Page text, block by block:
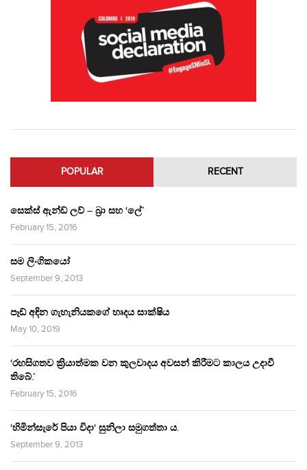
POPULAR RECENT
සෙක්ස් ඇන්ඩ් ලව් – බ්‍රා සහ ‘ලේ’
February 15, 2016
සම ලිංගිකයෝ
September 9, 2013
පෑඩ් අඳින ගැහැනියකගේ හෘදය සාක්ෂිය
May 10, 2019
‘රහසිගතව ක්‍රියාත්මක වන කුලවාදය අවසන් කිරීමට කාලය උදාවී
තිබේ.’
February 15, 2016
‘හිමින්සැරේ පියා විදා‘ සුනිලා සමුගත්තා ය.
September 9, 2013